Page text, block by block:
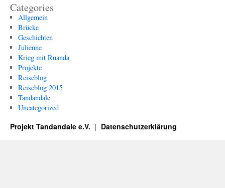
Categories
Allgemein
Brücke
Geschichten
Julienne
Krieg mit Ruanda
Projekte
Reiseblog
Reiseblog 2015
Tandandale
Uncategorized
Projekt Tandandale e.V. Datenschutzerklärung